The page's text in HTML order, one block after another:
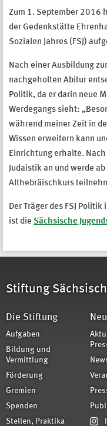
Zum 1. September 2016
der Gedenkstätte
Sozialen Jahres (FSJ)
Nach einer Ausbildung
nachgeholten Abitur
Politik, da er darin neue
Werdegangs sieht:
während meiner Zeit in
Wissen erweitern kann
Einrichtung erhalte. Nach
Judaistik an und werde
Althebräischkurs
Der Träger des FSJ
ist die Sächsische
Stiftung
Die Stiftung
Aufgaben
Bildung und
Vermittlung
Förderung
Gremien
Spenden
Stellen, Praktika